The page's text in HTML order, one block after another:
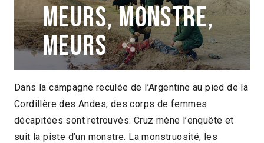
Meurs, monstre,
meurs
Alejandro Fadel Argentine 2018
1h49
2019 > Découvertes Fiction
Dans la campagne reculée de l’Argentine au pied de la
Cordillère des Andes, des corps de femmes
décapitées sont retrouvés. Cruz mène l’enquête et
suit la piste d’un monstre. La monstruosité, les